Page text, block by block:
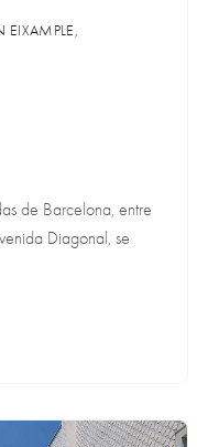
EIXAMPLE,
de Barcelona, entre
Diagonal, se